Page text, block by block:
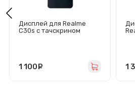
Дисплей для Realme
C30s с тачскрином
1 100 1